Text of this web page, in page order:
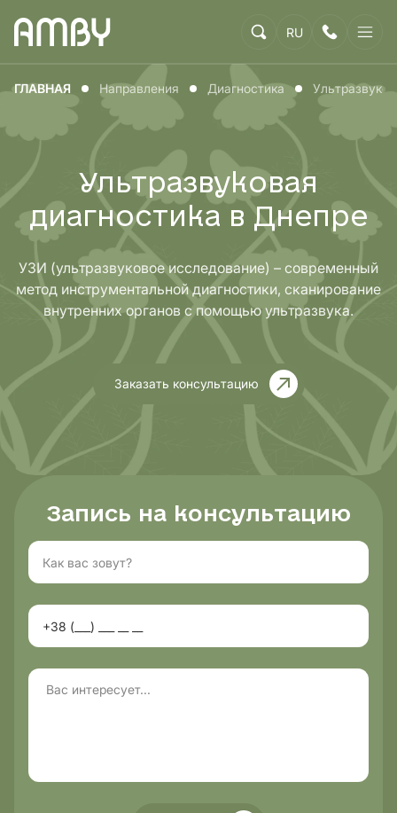
RU
ГЛАВНАЯ Направления Диагностика
Ультразвуковая
диагностика в Днепре
УЗИ (ультразвуковое исследование) – современный
метод инструментальной диагностики, сканирование
внутренних органов с помощью ультразвука.
Заказать консультацию
Запись на консультацию